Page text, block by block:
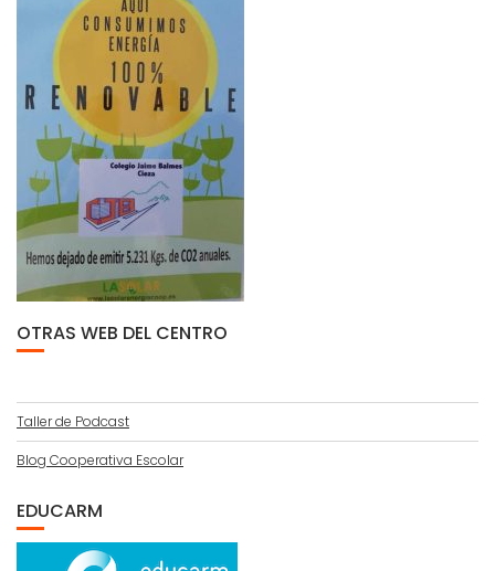
OTRAS WEB DEL CENTRO
Taller de Podcast
Blog Cooperativa Escolar
EDUCARM